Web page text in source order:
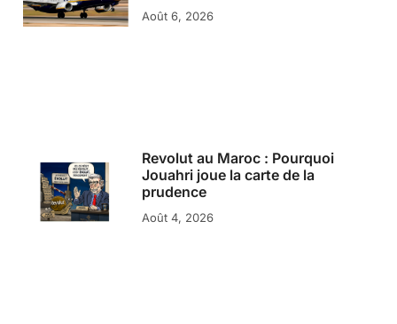
Août 6, 2026
Revolut au Maroc : Pourquoi
Jouahri joue la carte de la
prudence
Août 4, 2026